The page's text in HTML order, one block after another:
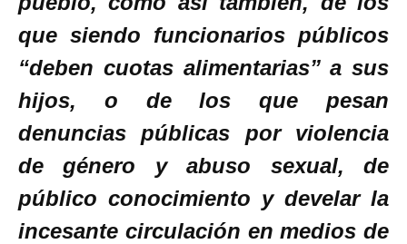
que siendo funcionarios públicos
“deben cuotas alimentarias” a sus
hijos, o de los que pesan
denuncias públicas por violencia
de género y abuso sexual, de
público conocimiento y develar la
incesante circulación en medios de